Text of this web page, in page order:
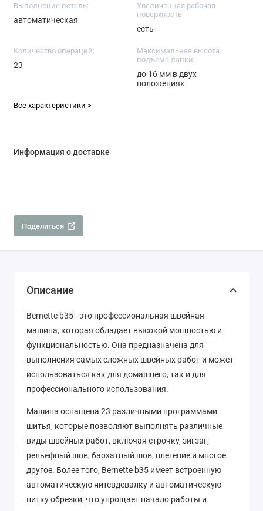
Выполнение петель:
автоматическая
Увеличенная рабочая
поверхность:
есть
Количество операций:
23
Максимальная высота
подъема лапки:
до 16 мм в двух
положениях
Все характеристики >
Информация о доставке
Поделиться
Описание
Bernette b35 - это профессиональная швейная
машина, которая обладает высокой мощностью и
функциональностью. Она предназначена для
выполнения самых сложных швейных работ и может
использоваться как для домашнего, так и для
профессионального использования.
Машина оснащена 23 различными программами
шитья, которые позволяют выполнять различные
виды швейных работ, включая строчку, зигзаг,
рельефный шов, бархатный шов, плетение и многое
другое. Более того, Bernette b35 имеет встроенную
автоматическую нитевдевалку и автоматическую
нитку обрезки, что упрощает начало работы и